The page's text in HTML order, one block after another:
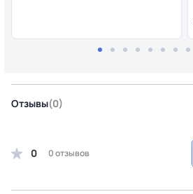
Отзывы(0)
0 0 отзывов